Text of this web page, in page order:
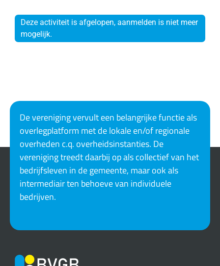
Deze activiteit is afgelopen, aanmelden is niet meer
mogelijk.
De vereniging vervult een belangrijke functie als
overlegplatform met de lokale en/of regionale
overheden c.q. overheidsinstanties. De
vereniging treedt daarbij op als collectief van het
bedrijfsleven in de gemeente, maar ook als
intermediair ten behoeve van individuele
bedrijven.